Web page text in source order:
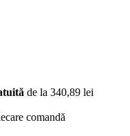
de la 340,89 lei
comandă